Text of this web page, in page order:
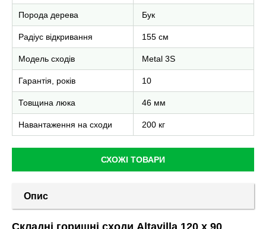
Порода дерева Бук
Радіус відкривання 155 см
Модель сходів Metal 3S
Гарантія, років 10
Товщина люка 46 мм
Навантаження на сходи 200 кг
СХОЖІ ТОВАРИ
Опис
Складні горищні сходи Altavilla 120 х 90